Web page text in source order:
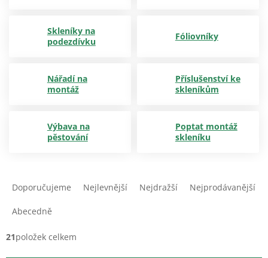
Skleníky na
podezdívku
Fóliovníky
Nářadí na
montáž
Příslušenství ke
skleníkům
Výbava na
pěstování
Poptat montáž
skleníku
í
Doporučujeme Nejlevnější Nejdražší Nejprodávanější
Abecedně
21položek celkem